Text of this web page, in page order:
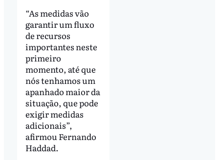
“As medidas vão
garantir um fluxo
de recursos
importantes neste
primeiro
momento, até que
nós tenhamos um
apanhado maior da
situação, que pode
exigir medidas
adicionais”,
afirmou Fernando
Haddad.